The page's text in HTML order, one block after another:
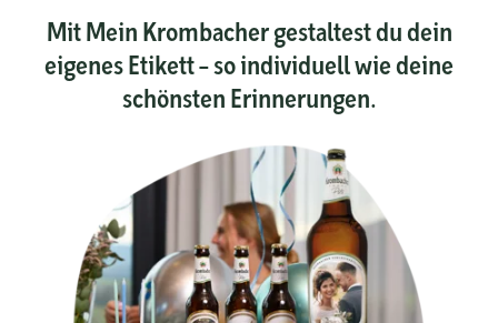
Mit Mein Krombacher gestaltest du dein
eigenes Etikett – so individuell wie deine
schönsten Erinnerungen.